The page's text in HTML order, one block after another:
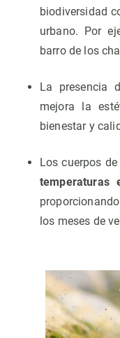
biodiversidad
urbano. Por
barro de los
La presencia
mejora la
bienestar y
Los cuerpos de
temperaturas
los meses de